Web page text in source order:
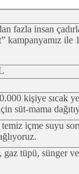
fazla insan
kampanyamız ile
kişiye sıcak
süt-mama
temiz içme suyu
tüpü, sünger ve